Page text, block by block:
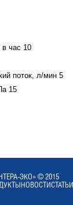
в час 10
поток, л/мин 5
15
ЭКО» © 2015
НОВОСТИСТАТЬИ